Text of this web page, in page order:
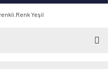
Yeşil